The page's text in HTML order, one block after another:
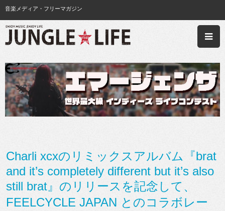
音楽メディア・フリーマガジン
Charli xcxのリミックスアルバム『brat
and it’s completely different but it’s also
still brat』のリリースを記念して、
FEELCYCLE JAPAN とのコラボレー